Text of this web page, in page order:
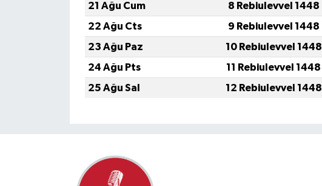
21 Ağu Cum
8 Rebiulevvel 1448
22 Ağu Cts
9 Rebiulevvel 1448
23 Ağu Paz
10 Rebiulevvel 1448
24 Ağu Pts
11 Rebiulevvel 1448
25 Ağu Sal
12 Rebiulevvel 1448